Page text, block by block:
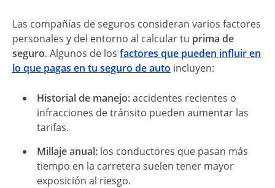
Las compañías de seguros consideran varios factores
personales y del entorno al calcular tu prima de
seguro. Algunos de los factores que pueden influir en
lo que pagas en tu seguro de auto incluyen:
Historial de manejo:accidentes recientes o
infracciones de tránsito pueden aumentar las
tarifas.
Millaje anual: los conductores que pasan más
tiempo en la carretera suelen tener mayor
exposición al riesgo.